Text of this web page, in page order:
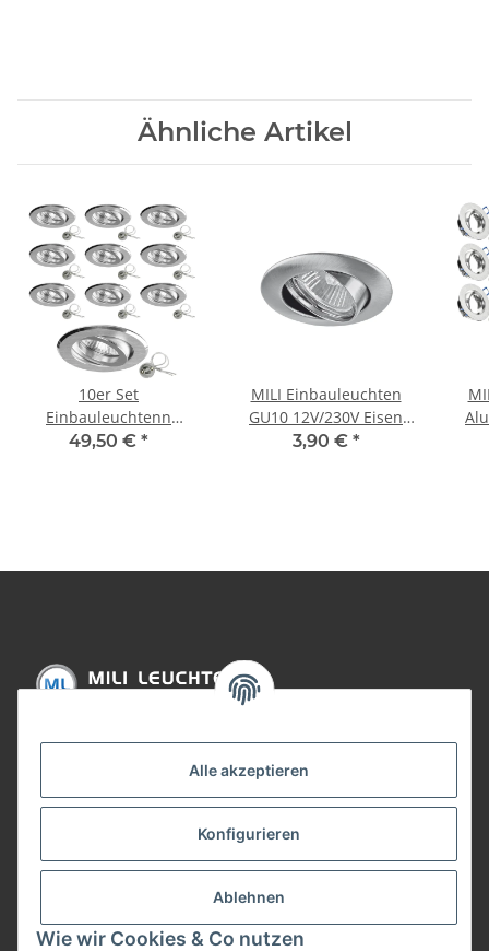
Alle akzeptieren
Konfigurieren
Ablehnen
Wie wir Cookies & Co nutzen
Ähnliche Artikel
10er Set
Einbauleuchtenn
Einbaustrahler
49,50 € *
MILI Einbauleuchten
GU10 12V/230V Eisen
gebürstet
3,90 € *
Gesetzliche Informationen
Bezahlung